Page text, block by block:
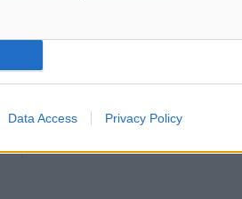
Data Access Privacy Policy
ΑΘΛΗΤΙΚΆ
Ζαχαρία Ήλιο κάτω από τα